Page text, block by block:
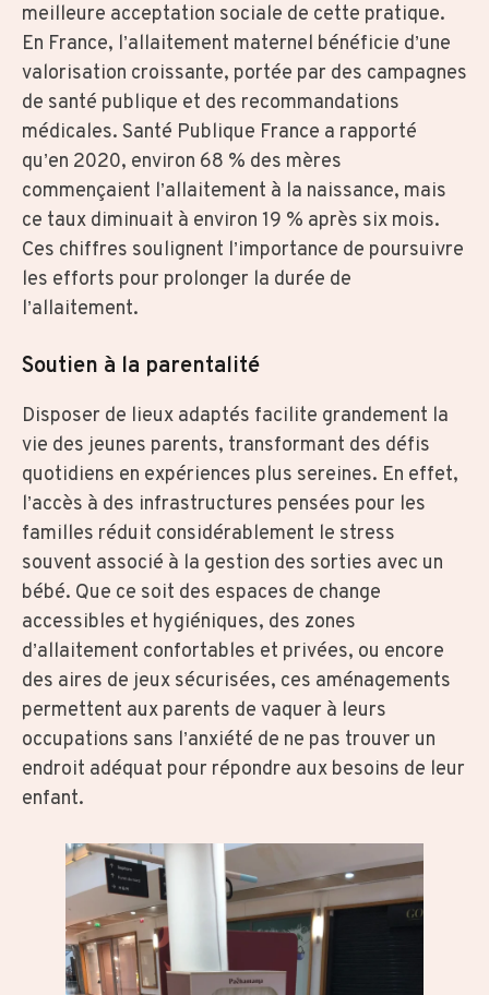
meilleure acceptation sociale de cette pratique.
En France, l’allaitement maternel bénéficie d’une
valorisation croissante, portée par des campagnes
de santé publique et des recommandations
médicales. Santé Publique France a rapporté
qu’en 2020, environ 68 % des mères
commençaient l’allaitement à la naissance, mais
ce taux diminuait à environ 19 % après six mois.
Ces chiffres soulignent l’importance de poursuivre
les efforts pour prolonger la durée de
l’allaitement.
Soutien à la parentalité
Disposer de lieux adaptés facilite grandement la
vie des jeunes parents, transformant des défis
quotidiens en expériences plus sereines. En effet,
l’accès à des infrastructures pensées pour les
familles réduit considérablement le stress
souvent associé à la gestion des sorties avec un
bébé. Que ce soit des espaces de change
accessibles et hygiéniques, des zones
d’allaitement confortables et privées, ou encore
des aires de jeux sécurisées, ces aménagements
permettent aux parents de vaquer à leurs
occupations sans l’anxiété de ne pas trouver un
endroit adéquat pour répondre aux besoins de leur
enfant.